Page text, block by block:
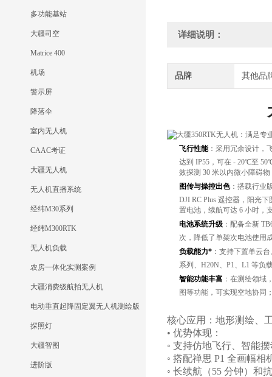
多功能基站
大疆司空
Matrice 400
机场
警示屏
降落伞
室内无人机
CAAC考证
大疆无人机
无人机直播系统
经纬M30系列
经纬M300RTK
无人机负载
农房一体化实测案例
大疆消费级航拍无人机
电动垂直起降固定翼无人机测绘版
探照灯
大疆智图
进阶版
详细说明：
品牌 其他品
飞行性能：采用冗余设计，
达到 IP55，可在 - 20℃至
效探测 30 米以内微小障碍
图传与操控出色：搭载行业
DJI RC Plus 遥控器，阳光
置电池，续航可达 6 小时，
电池系统升级 ：配备全新
次，降低了单架次电池使用
负载能力* ：支持下置单云
系列、H20N、P1、L1 等负
智能功能丰富 ：在测绘领域
图等功能，可实现空地协同
核心应用：地形测绘、
• 优势体现：
◦ 支持仿地飞行、智能
◦ 搭配禅思 P1 全画幅
◦ 长续航（55 分钟）和